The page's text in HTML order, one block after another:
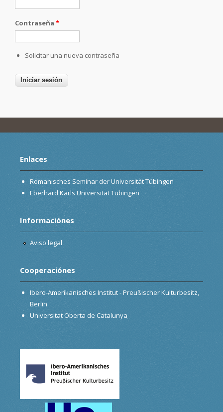
Contraseña *
Solicitar una nueva contraseña
Enlaces
Romanisches Seminar der Universität Tübingen
Eberhard Karls Universität Tübingen
Informaciónes
Aviso legal
Cooperaciónes
Ibero-Amerikanisches Institut - Preußischer Kulturbesitz,
Berlin
Universitat Oberta de Catalunya